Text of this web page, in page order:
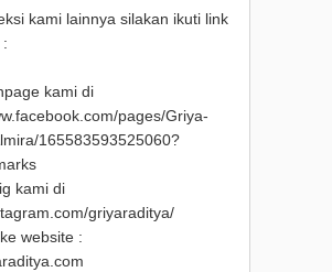
kami lainnya silakan ikuti link
kami di
pages/Griya-
165583593525060?
kami di
griyaraditya/
website :